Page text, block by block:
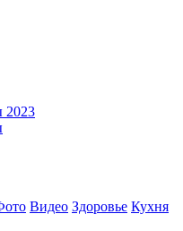
2023
Видео Здоровье Кухня